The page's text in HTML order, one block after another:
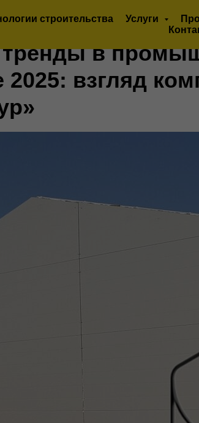
строительства Услуги
в
2025: взгляд